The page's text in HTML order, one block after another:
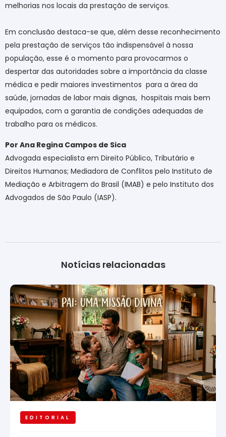
melhorias nos locais da prestação de serviços.
Em conclusão destaca-se que, além desse reconhecimento
pela prestação de serviços tão indispensável à nossa
população, esse é o momento para provocarmos o
despertar das autoridades sobre a importância da classe
médica e pedir maiores investimentos para a área da
saúde, jornadas de labor mais dignas, hospitais mais bem
equipados, com a garantia de condições adequadas de
trabalho para os médicos.
Por Ana Regina Campos de Sica
Advogada especialista em Direito Público, Tributário e
Direitos Humanos; Mediadora de Conflitos pelo Instituto de
Mediação e Arbitragem do Brasil (IMAB) e pelo Instituto dos
Advogados de São Paulo (IASP).
Notícias relacionadas
EDITORIAL